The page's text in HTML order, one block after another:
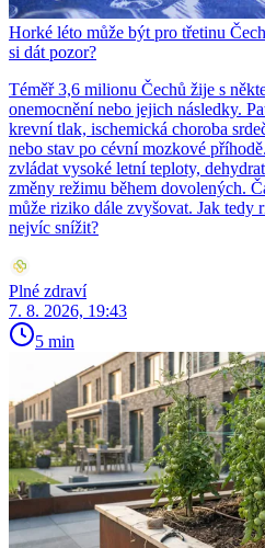
Horké léto může být pro třetinu
si dát pozor?
Téměř 3,6 milionu Čechů žije s
onemocnění nebo jejich následky.
krevní tlak, ischemická choroba
nebo stav po cévní mozkové
zvládat vysoké letní teploty,
změny režimu během dovolených.
může riziko dále zvyšovat. Jak tedy
nejvíc snížit?
Plné zdraví
7. 8. 2026, 19:43
5 min